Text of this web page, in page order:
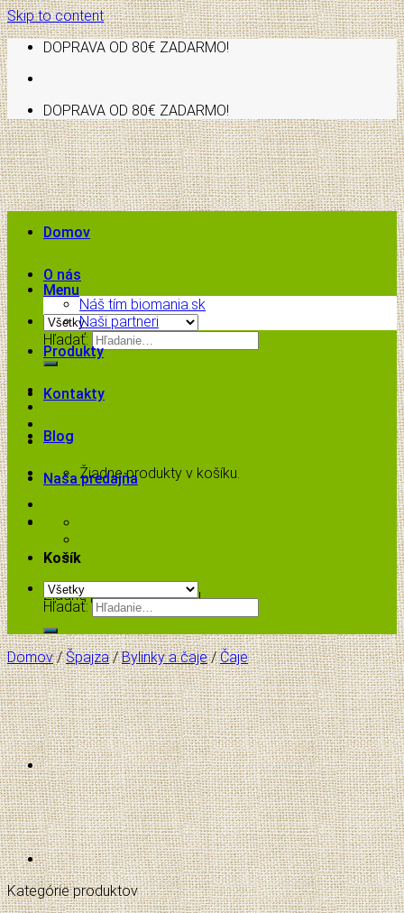
Skip to content
DOPRAVA OD 80€ ZADARMO!
DOPRAVA OD 80€ ZADARMO!
Menu
Hľadať:
Žiadne produkty v košíku.
Košík
Žiadne produkty v košíku.
Domov
O nás
Náš tím biomania.sk
Naši partneri
Produkty
Kontakty
Blog
Naša predajňa
Hľadať:
Domov / Špajza / Bylinky a čaje / Čaje
Kategórie produktov